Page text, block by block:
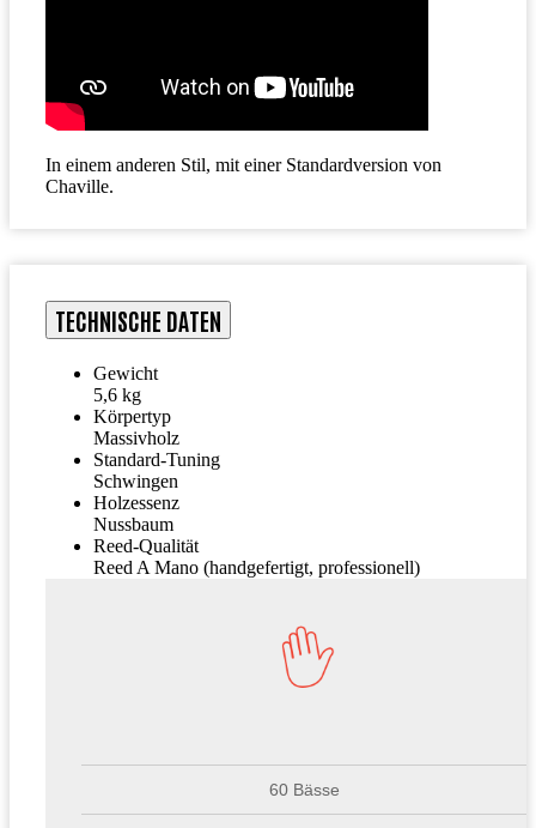
In einem anderen Stil, mit einer Standardversion von
Chaville.
TECHNISCHE DATEN
Gewicht
5,6 kg
Körpertyp
Massivholz
Standard-Tuning
Schwingen
Holzessenz
Nussbaum
Reed-Qualität
Reed A Mano (handgefertigt, professionell)
60 Bässe